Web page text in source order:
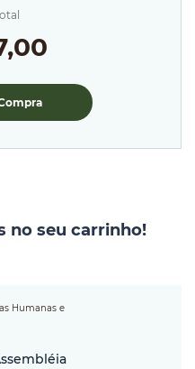
no seu carrinho!
Humanas e